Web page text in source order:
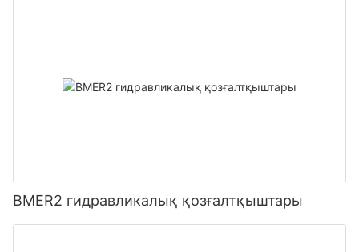
BMER2 гидравликалық қозғалтқыштары